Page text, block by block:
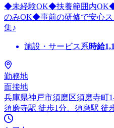
◆未経験OK◆扶養範囲内
のみOK◆事前の研修で安心
集♪
施設・サービス系時給
勤務地
面接地
兵庫県神戸市須磨区須磨寺町
須磨寺駅 徒歩1分、須磨駅 徒